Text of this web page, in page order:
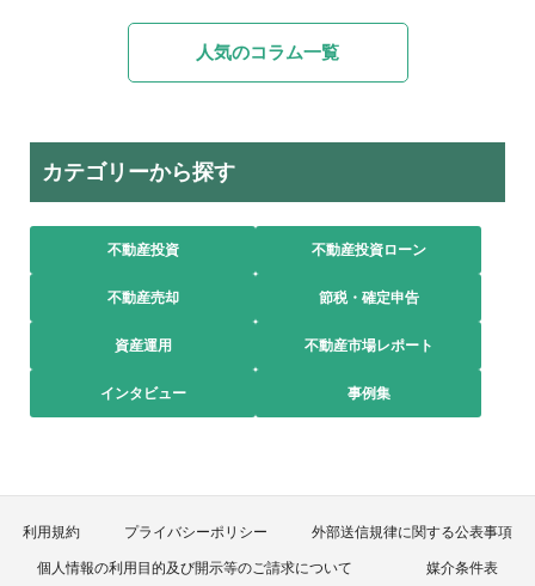
人気のコラム一覧
カテゴリーから探す
不動産投資 不動産投資ローン
不動産売却 節税・確定申告
資産運用 不動産市場レポート
インタビュー 事例集
利用規約 プライバシーポリシー 外部送信規律に関する公表事項
個人情報の利用目的及び開示等のご請求について 媒介条件表